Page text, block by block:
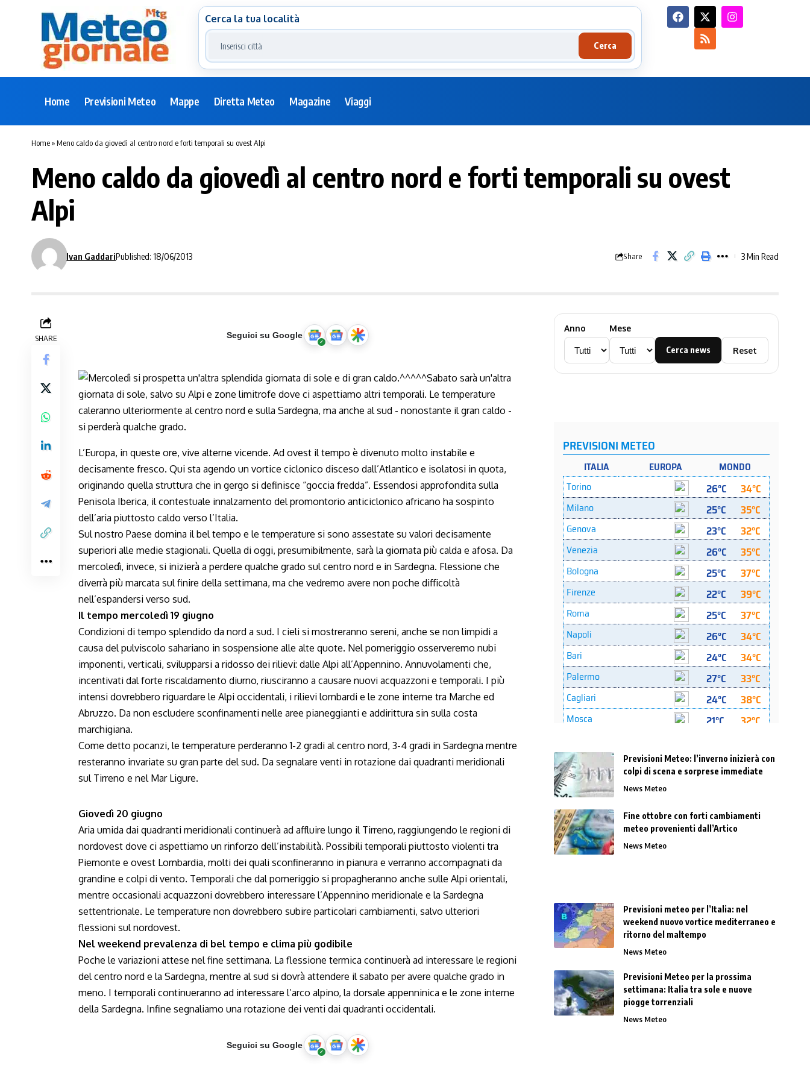
Cerca la tua località
Cerca
Home Previsioni Meteo Mappe Diretta Meteo Magazine Viaggi
Home»Meno caldo da giovedì al centro nord e forti temporali su ovest Alpi
Meno caldo da giovedì al centro nord e forti temporali su ovest
Alpi
Ivan GaddariPublished: 18/06/2013 Share 3 Min Read
SHARE Seguici su Google
L’Europa, in queste ore, vive alterne vicende. Ad ovest il tempo è divenuto molto instabile e
decisamente fresco. Qui sta agendo un vortice ciclonico disceso dall’Atlantico e isolatosi in quota,
originando quella struttura che in gergo si definisce “goccia fredda”. Essendosi approfondita sulla
Penisola Iberica, il contestuale innalzamento del promontorio anticiclonico africano ha sospinto
dell’aria piuttosto caldo verso l’Italia.
Sul nostro Paese domina il bel tempo e le temperature si sono assestate su valori decisamente
superiori alle medie stagionali. Quella di oggi, presumibilmente, sarà la giornata più calda e afosa. Da
mercoledì, invece, si inizierà a perdere qualche grado sul centro nord e in Sardegna. Flessione che
diverrà più marcata sul finire della settimana, ma che vedremo avere non poche difficoltà
nell’espandersi verso sud.
Il tempo mercoledì 19 giugno
Condizioni di tempo splendido da nord a sud. I cieli si mostreranno sereni, anche se non limpidi a
causa del pulviscolo sahariano in sospensione alle alte quote. Nel pomeriggio osserveremo nubi
imponenti, verticali, svilupparsi a ridosso dei rilievi: dalle Alpi all’Appennino. Annuvolamenti che,
incentivati dal forte riscaldamento diurno, riusciranno a causare nuovi acquazzoni e temporali. I più
intensi dovrebbero riguardare le Alpi occidentali, i rilievi lombardi e le zone interne tra Marche ed
Abruzzo. Da non escludere sconfinamenti nelle aree pianeggianti e addirittura sin sulla costa
marchigiana.
Come detto pocanzi, le temperature perderanno 1-2 gradi al centro nord, 3-4 gradi in Sardegna mentre
resteranno invariate su gran parte del sud. Da segnalare venti in rotazione dai quadranti meridionali
sul Tirreno e nel Mar Ligure.
Giovedì 20 giugno
Aria umida dai quadranti meridionali continuerà ad affluire lungo il Tirreno, raggiungendo le regioni di
nordovest dove ci aspettiamo un rinforzo dell’instabilità. Possibili temporali piuttosto violenti tra
Piemonte e ovest Lombardia, molti dei quali sconfineranno in pianura e verranno accompagnati da
grandine e colpi di vento. Temporali che dal pomeriggio si propagheranno anche sulle Alpi orientali,
mentre occasionali acquazzoni dovrebbero interessare l’Appennino meridionale e la Sardegna
settentrionale. Le temperature non dovrebbero subire particolari cambiamenti, salvo ulteriori
flessioni sul nordovest.
Nel weekend prevalenza di bel tempo e clima più godibile
Poche le variazioni attese nel fine settimana. La flessione termica continuerà ad interessare le regioni
del centro nord e la Sardegna, mentre al sud si dovrà attendere il sabato per avere qualche grado in
meno. I temporali continueranno ad interessare l’arco alpino, la dorsale appenninica e le zone interne
della Sardegna. Infine segnaliamo una rotazione dei venti dai quadranti occidentali.
Seguici su Google
Anno Mese
Cerca news Reset
Previsioni Meteo: l’inverno inizierà con
colpi di scena e sorprese immediate
News Meteo
Fine ottobre con forti cambiamenti
meteo provenienti dall’Artico
News Meteo
Previsioni meteo per l’Italia: nel
weekend nuovo vortice mediterraneo e
ritorno del maltempo
News Meteo
Previsioni Meteo per la prossima
settimana: Italia tra sole e nuove
piogge torrenziali
News Meteo